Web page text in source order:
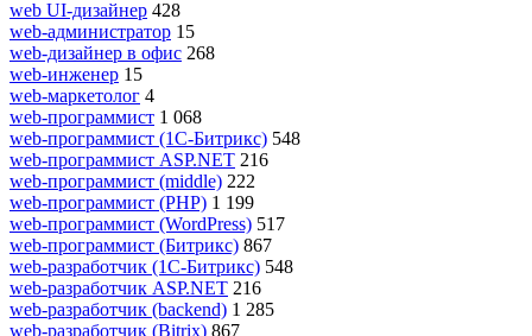
web UI-дизайнер 428
web-администратор 15
web-дизайнер в офис 268
web-инженер 15
web-маркетолог 4
web-программист 1 068
web-программист (1С-Битрикс) 548
web-программист ASP.NET 216
web-программист (middle) 222
web-программист (PHP) 1 199
web-программист (WordPress) 517
web-программист (Битрикс) 867
web-разработчик (1С-Битрикс) 548
web-разработчик ASP.NET 216
web-разработчик (backend) 1 285
web-разработчик (Bitrix) 867